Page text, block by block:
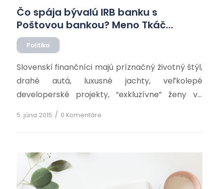
Politika
Čo spája bývalú IRB banku s
Poštovou bankou? Meno Tkáč…
Slovenskí finančníci majú príznačný životný štýl,
drahé autá, luxusné jachty, veľkolepé
developerské projekty, “exkluzívne” ženy vo
svojom okolí, no a v neposlednom rade
myšlienkové pochody, kde a ako získať veľké
dokážu “šikovnými” finančnými transakciami
prilepšiť o stovky miliónov €, občas […]
5. júna 2015 / 0 Komentáre